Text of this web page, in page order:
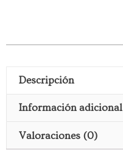
Descripción
Información adicional
Valoraciones (0)